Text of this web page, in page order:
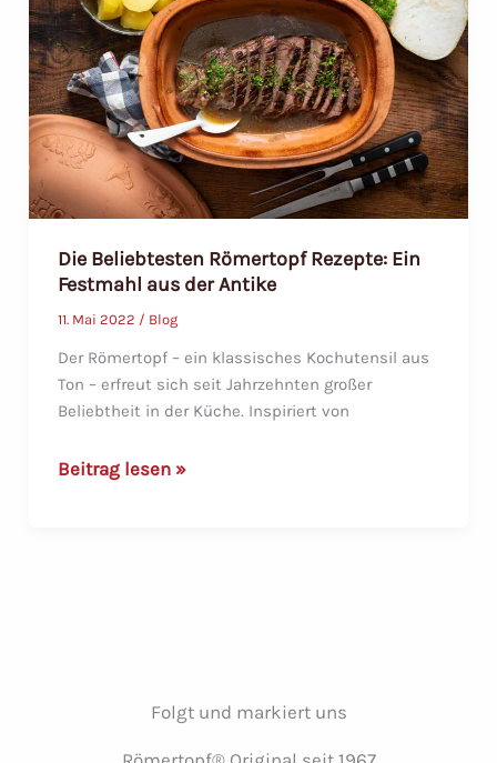
Ein
traditionelles
Geheimnis
für
köstliche
Gerichte
Die Beliebtesten Römertopf Rezepte: Ein
Festmahl aus der Antike
11. Mai 2022 / Blog
Der Römertopf – ein klassisches Kochutensil aus
Ton – erfreut sich seit Jahrzehnten großer
Beliebtheit in der Küche. Inspiriert von
Die
Beitrag lesen »
Folgt und markiert uns